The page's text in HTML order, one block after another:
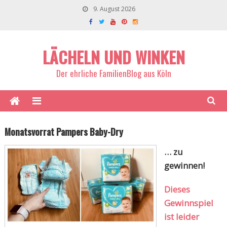
9. August 2026
LÄCHELN UND WINKEN
Der ehrliche FamilienBlog aus Köln
Monatsvorrat Pampers Baby-Dry
… zu
gewinnen!
Dieses
Gewinnspiel
ist leider